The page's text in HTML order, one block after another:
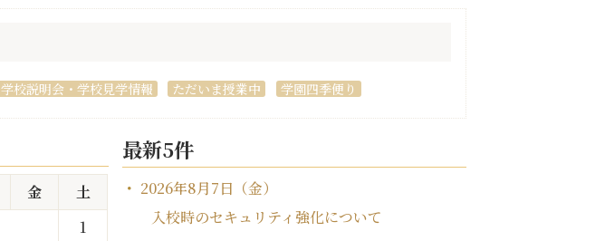
学校説明会・学校見学情報 ただいま授業中 学園四季便り
金 土
1
最新5件
2026年8月7日（金）
入校時のセキュリティ強化について